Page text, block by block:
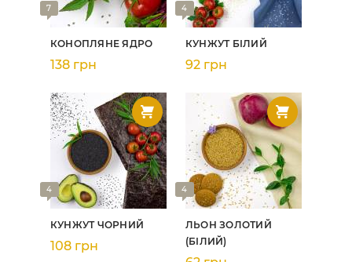
7
КОНОПЛЯНЕ ЯДРО
138 грн
4
КУНЖУТ БІЛИЙ
92 грн
4
КУНЖУТ ЧОРНИЙ
108 грн
4
ЛЬОН ЗОЛОТИЙ
(БІЛИЙ)